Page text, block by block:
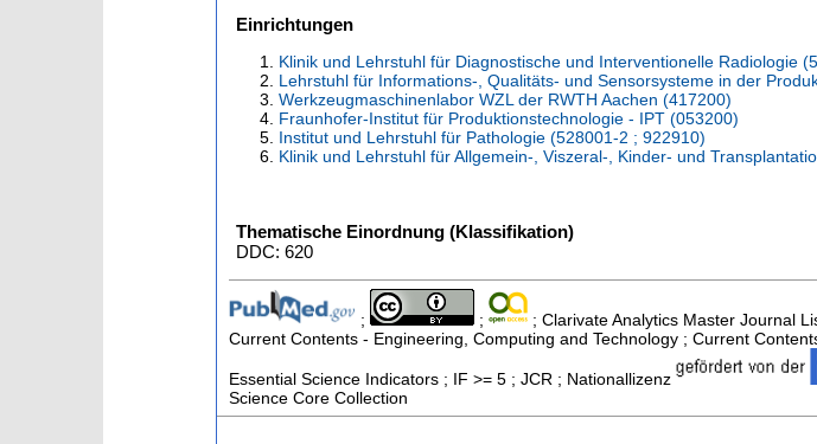
Einrichtungen
Klinik und Lehrstuhl für Diagnostische und Interventionelle Radiologie
Lehrstuhl für Informations-, Qualitäts- und Sensorsysteme in der
Werkzeugmaschinenlabor WZL der RWTH Aachen (417200)
Fraunhofer-Institut für Produktionstechnologie - IPT (053200)
Institut und Lehrstuhl für Pathologie (528001-2 ; 922910)
Klinik und Lehrstuhl für Allgemein-, Viszeral-, Kinder- und
Thematische Einordnung (Klassifikation)
DDC: 620
; ;
; Clarivate Analytics Master Journal
Current Contents - Engineering, Computing and Technology ; Current
Essential Science Indicators ; IF >= 5 ; JCR ; Nationallizenz
Science Core Collection